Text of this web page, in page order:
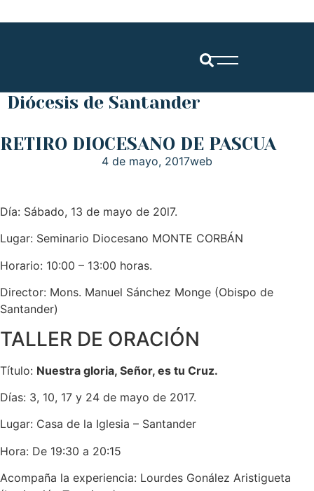
Diócesis de Santander
RETIRO DIOCESANO DE PASCUA
4 de mayo, 2017web
Día: Sábado, 13 de mayo de 20l7.
Lugar: Seminario Diocesano MONTE CORBÁN
Horario: 10:00 – 13:00 horas.
Director: Mons. Manuel Sánchez Monge (Obispo de
Santander)
TALLER DE ORACIÓN
Título: Nuestra gloria, Señor, es tu Cruz.
Días: 3, 10, 17 y 24 de mayo de 2017.
Lugar: Casa de la Iglesia – Santander
Hora: De 19:30 a 20:15
Acompaña la experiencia: Lourdes Gonález Aristigueta